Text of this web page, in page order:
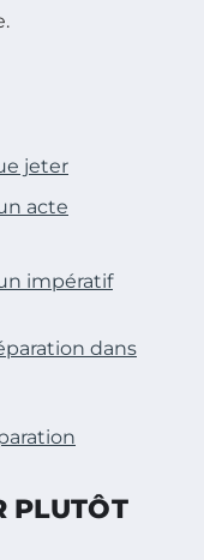
jeter
acte
impératif
dans
PLUTÔT